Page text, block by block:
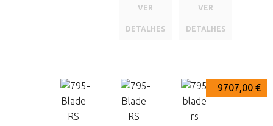
VER
DETALHES
VER
DETALHES
10326,00 €
9707,00 €
9707,00 €